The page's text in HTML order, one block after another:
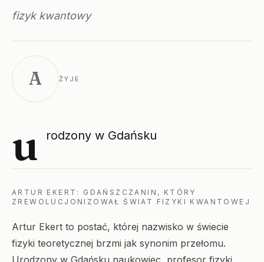
fizyk kwantowy
A ŻYJE
u rodzony w Gdańsku
ARTUR EKERT: GDAŃSZCZANIN, KTÓRY
ZREWOLUCJONIZOWAŁ ŚWIAT FIZYKI KWANTOWEJ
Artur Ekert to postać, której nazwisko w świecie
fizyki teoretycznej brzmi jak synonim przełomu.
Urodzony w Gdańsku naukowiec, profesor fizyki